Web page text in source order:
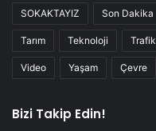
SOKAKTAYIZ Son Dakika
Tarım Teknoloji Trafik
Video Yaşam Çevre
Bizi Takip Edin!